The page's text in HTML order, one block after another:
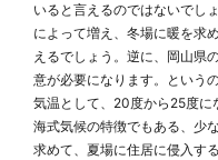
いると言えるのではないでし
によって増え、冬場に暖を求
えるでしょう。逆に、岡山県
意が必要になります。という
気温として、20度から25度に
海式気候の特徴でもある、少
求めて、夏場に住居に侵入す